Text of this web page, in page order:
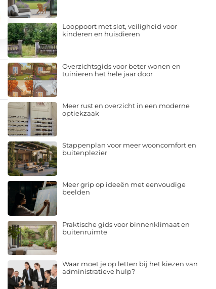
Looppoort met slot, veiligheid voor
kinderen en huisdieren
Overzichtsgids voor beter wonen en
tuinieren het hele jaar door
Meer rust en overzicht in een moderne
optiekzaak
Stappenplan voor meer wooncomfort en
buitenplezier
Meer grip op ideeën met eenvoudige
beelden
Praktische gids voor binnenklimaat en
buitenruimte
Waar moet je op letten bij het kiezen van
administratieve hulp?